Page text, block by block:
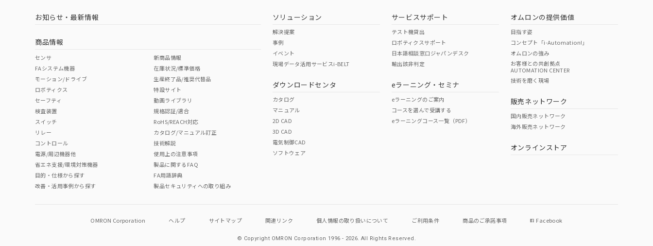
中国 RoHS 注意事項・凡例
中国 RoHS表
Pb Hg Cr(VI)
O O
"対応済み"や非含有の記載がされた商品であっても、流通在庫等で未対応品が混在する可能性があります。
非含有品が必要な際は、弊社営業部門もしくは販売店へお問い合わせください。
お知らせ・最新情報
商品情報
センサ
FAシステム機器
モーション/ドライブ
ロボティクス
セーフティ
検査装置
スイッチ
リレー
コントロール
電源/周辺機器他
省エネ支援/環境対策機器
目的・仕様から探す
改善・活用事例から探す
新商品情報
在庫状況/標準価格
生産終了品/推奨代替品
特設サイト
動画ライブラリ
規格認証/適合
RoHS/REACH対応
カタログ/マニュアル訂正
技術解説
使用上の注意事項
製品に関するFAQ
FA用語辞典
製品セキュリティへの取り組み
ソリューション
解決提案
事例
イベント
現場データ活用サービスi-BELT
ダウンロードセンタ
カタログ
マニュアル
2D CAD
3D CAD
電気制御CAD
ソフトウェア
サービスサポート
テスト機貸出
ロボティクスサポート
日本語相談窓口ジャパンデスク
輸出該非判定
eラーニング・セミナ
eラーニングのご案内
コースを選んで受講する
eラーニングコース一覧（PDF）
オムロンの提供価値
目指す姿
コンセプト「i-Automation!」
オムロンの強み
お客様との共創拠点
AUTOMATION CENTER
技術を磨く現場
販売ネットワーク
国内販売ネットワーク
海外販売ネットワーク
オンラインストア
OMRON Corporation ヘルプ サイトマップ 関連リンク 個人情報の取り扱いについて ご利用条件 商品のご承諾事項 Facebook
© Copyright OMRON Corporation 1996 - 2026.All Rights Reserved.